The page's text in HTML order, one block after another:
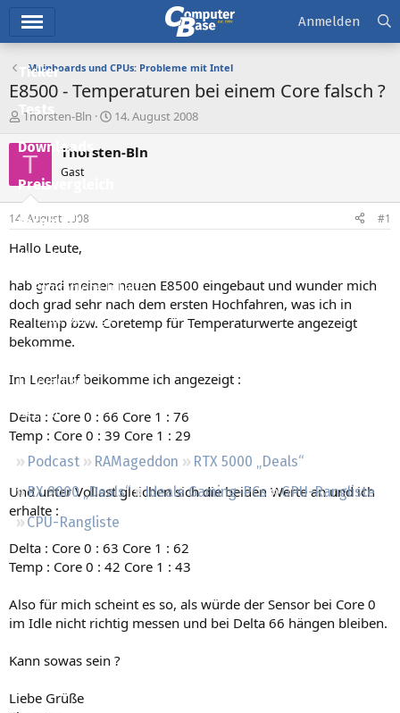
Ticker
Tests
Downloads
Preisvergleich
Forum
Aktuelles
Empfohlene Inhalte
Neue Beiträge
Neueste Aktivitäten
Leserartikel
Regeln
Podcast RAMageddon
RTX 5000 „Deals“
RX 9000 „Deals“
Ideale Gaming-PCs
GPU-Rangliste
CPU-Rangliste
Anmelden
Mainboards und CPUs: Probleme mit Intel
E8500 - Temperaturen bei einem Core falsch ?
E
s
t
e
e
r
Thorsten-Bln
E
s
t
14. August 2008
T Thorsten-Bln
Gast
14. August 2008 #1
Hallo Leute,
hab grad meinen neuen E8500 eingebaut und wunder mich
doch grad sehr nach dem ersten Hochfahren, was ich in
Realtemp bzw. Coretemp für Temperaturwerte angezeigt
bekomme.
Im Leerlauf beikomme ich angezeigt :
Delta : Core 0 : 66 Core 1 : 76
Temp : Core 0 : 39 Core 1 : 29
Und unter Vollast gleichen sich die beiden Werte an und ich
erhalte :
Delta : Core 0 : 63 Core 1 : 62
Temp : Core 0 : 42 Core 1 : 43
Also für mich scheint es so, als würde der Sensor bei Core 0
im Idle nicht richtig messen und bei Delta 66 hängen bleiben.
Kann sowas sein ?
Liebe Grüße